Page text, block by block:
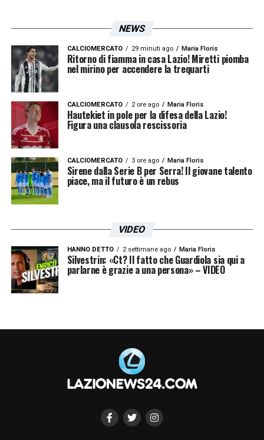
Questo episodio ha scatenato la bufera
accendendo un caso senza precedenti: è
giusto assegnare la massima punizione
senza riuscire a vedere l’azione e quindi
chiarire il dubbio?La Pennaha ritenuto
giusto fidarsi della chiamata dei colleghi e
cambiare la sua decisione.
Iscriviti gratis alla nostra
Newsletter
ISCRIVIMI
LA PLAYLIST DELLE NOSTRE TOP NEWS
NEWS
CALCIOMERCATO 29 minuti ago Maria Floris
Ritorno di fiamma in casa Lazio! Miretti piomba
nel mirino per accendere la trequarti
CALCIOMERCATO 2 ore ago Maria Floris
Hautekiet in pole per la difesa della Lazio!
Figura una clausola rescissoria
CALCIOMERCATO 3 ore ago Maria Floris
Sirene dalla Serie B per Serra! Il giovane talento
piace, ma il futuro è un rebus
VIDEO
HANNO DETTO 2 settimane ago Maria Floris
Silvestrin: «Ct? Il fatto che Guardiola sia qui a
parlarne è grazie a una persona» – VIDEO